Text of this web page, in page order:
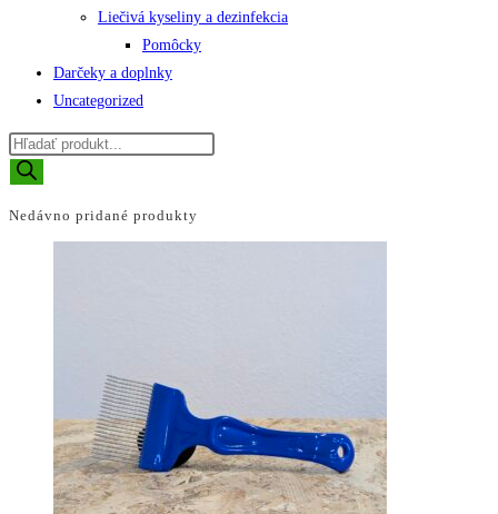
Liečivá kyseliny a dezinfekcia
Pomôcky
Darčeky a doplnky
Uncategorized
Products
search
Nedávno pridané produkty